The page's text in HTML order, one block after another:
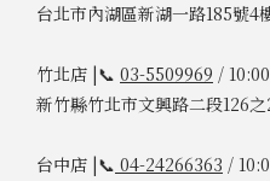
台北市內湖區新湖一路185號4
竹北店 |📞 03-5509969 /
新竹縣竹北市文興路二段126
台中店 |📞 04-24266363 /